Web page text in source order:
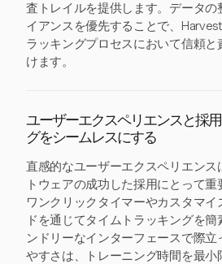
査トレイルを提供します。データの
イアンスを優先することで、
ラッキングプロセスにおいて信頼
けます。
ユーザーエクスペリエンスと採
グをシームレスにする
直感的なユーザーエクスペリエンス
トウェアの成功した採用にとって重
ワンクリックタイマーやカスタマ
ドを通じてタイムトラッキングを
ンドリーなインターフェースで際
やすさは、トレーニング時間を最